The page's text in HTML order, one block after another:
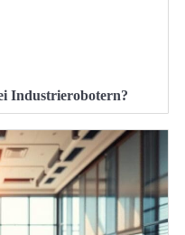
Industrierobotern?